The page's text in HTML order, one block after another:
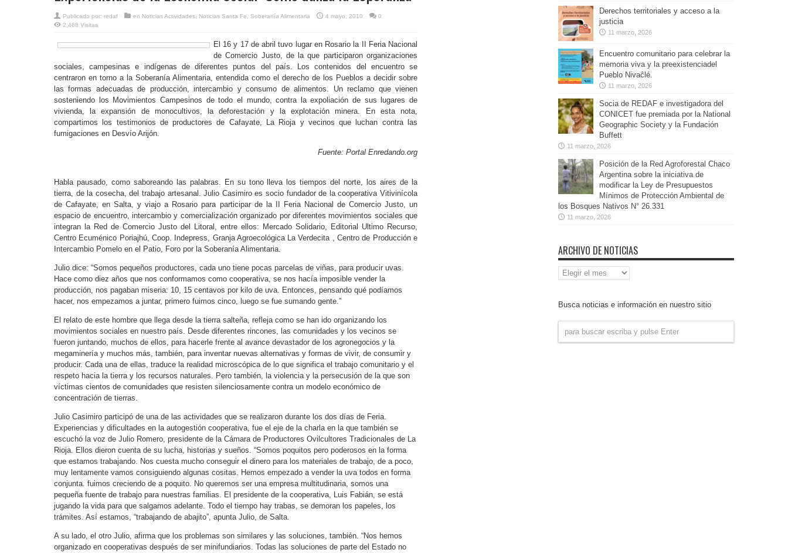
Publicado por: redaf en Noticias Actividades Noticias Santa Fe Soberanía Alimentaria 4 mayo, 2010
0
2,468 Visitas
El 16 y 17 de abril tuvo lugar en Rosario la II Feria Nacional
de Comercio Justo, de la que participaron organizaciones
sociales, campesinas e indígenas de diferentes puntos del país. Los contenidos del encuentro se
centraron en torno a la Soberanía Alimentaria, entendida como el derecho de los Pueblos a decidir sobre
las formas adecuadas de producción, intercambio y consumo de alimentos. Un reclamo que vienen
sosteniendo los Movimientos Campesinos de todo el mundo, contra la expoliación de sus lugares de
vivienda, la expansión de monocultivos, la deforestación y la explotación minera. En esta nota,
compartimos los testimonios de productores de Cafayate, La Rioja y vecinos que luchan contra las
fumigaciones en Desvío Arijón.
Fuente: Portal Enredando.org
Habla pausado, como saboreando las palabras. En su tono lleva los tiempos del norte, los aires de la
tierra, de la cosecha, del trabajo artesanal. Julio Casimiro es socio fundador de la cooperativa Vitivinícola
de Cafayate, en Salta, y viajo a Rosario para participar de la II Feria Nacional de Comercio Justo, un
espacio de encuentro, intercambio y comercialización organizado por diferentes movimientos sociales que
integran la Red de Comercio Justo del Litoral, entre ellos: Mercado Solidario, Editorial Ultimo Recurso,
Centro Ecuménico Poriajhú, Coop. Indepress, Granja Agroecológica La Verdecita , Centro de Producción e
Intercambio Pomelo en el Patio, Foro por la Soberanía Alimentaria.
Julio dice: “Somos pequeños productores, cada uno tiene pocas parcelas de viñas, para producir uvas.
Hace como diez años que nos conformamos como cooperativa, se nos hacía imposible vender la
producción, nos pagaban miseria: 10, 15 centavos por kilo de uva. Entonces, pensando qué podíamos
hacer, nos empezamos a juntar, primero fuimos cinco, luego se fue sumando gente.”
El relato de este hombre que llega desde la tierra salteña, refleja como se han ido organizando los
movimientos sociales en nuestro país. Desde diferentes rincones, las comunidades y los vecinos se
fueron juntando, muchos de ellos, para hacerle frente al avance devastador de los agronegocios y la
megaminería y muchos más, también, para inventar nuevas alternativas y formas de vivir, de consumir y
producir. Cada una de ellas, traduce la realidad microscópica de lo que significa el trabajo comunitario y el
respeto hacia la tierra y los recursos naturales. Pero también, la violencia y la persecusión de la que son
víctimas cientos de comunidades que resisten silenciosamente contra un modelo económico de
concentración de tierras.
Julio Casimiro participó de una de las actividades que se realizaron durante los dos días de Feria.
Experiencias y dificultades en la autogestión cooperativa, fue el eje de la charla en la que también se
escuchó la voz de Julio Romero, presidente de la Cámara de Productores Ovilcultores Tradicionales de La
Rioja. Ellos dieron cuenta de su lucha, historias y sueños. “Somos poquitos pero poderosos en la forma
que estamos trabajando. Nos cuesta mucho conseguir el dinero para los materiales de trabajo, de a poco,
muy lentamente vamos consiguiendo algunas cositas. Hemos empezado a vender la uva todos en forma
conjunta. fuimos creciendo de a poquito. No queremos ser una empresa multitudinaria, somos una
pequeña fuente de trabajo para nuestras familias. El presidente de la cooperativa, Luis Fabián, se está
jugando la vida para que salgamos adelante. Todo el tiempo hay trabas, se demoran los papeles, los
trámites. Así estamos, “trabajando de abajito”, apunta Julio, de Salta.
A su lado, el otro Julio, afirma que los problemas son similares y las soluciones, también. “Nos hemos
organizado en cooperativas después de ser minifundiarios. Todas las soluciones de parte del Estado no
Derechos territoriales y acceso a la
justicia
11 marzo, 2026
Encuentro comunitario para celebrar la
memoria viva y la preexistenciadel
Pueblo Nivaĉlé.
11 marzo, 2026
Socia de REDAF e investigadora del
CONICET fue premiada por la National
Geographic Society y la Fundación
Buffett
11 marzo, 2026
Posición de la Red Agroforestal Chaco
Argentina sobre la iniciativa de
modificar la Ley de Presupuestos
Mínimos de Protección Ambiental de
los Bosques Nativos N° 26.331
11 marzo, 2026
ARCHIVO DE NOTICIAS
Archivo
de
Busca noticias e información en nuestro sitio